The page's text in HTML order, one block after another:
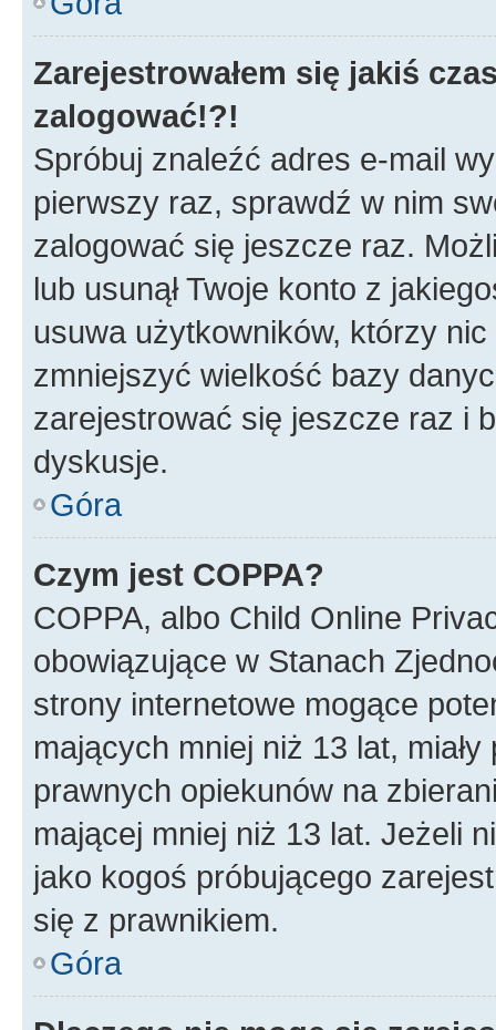
Zarejestrowałem się jakiś
zalogować!?!
Spróbuj znaleźć adres e-mail
pierwszy raz, sprawdź w nim
zalogować się jeszcze raz.
lub usunął Twoje konto z
usuwa użytkowników, którzy
zmniejszyć wielkość bazy
zarejestrować się jeszcze raz i
dyskusje.
Góra
Czym jest COPPA?
COPPA, albo Child Online
obowiązujące w Stanach
strony internetowe mogące
mających mniej niż 13 lat,
prawnych opiekunów na
mającej mniej niż 13 lat. Jeżeli
jako kogoś próbującego
się z prawnikiem.
Góra